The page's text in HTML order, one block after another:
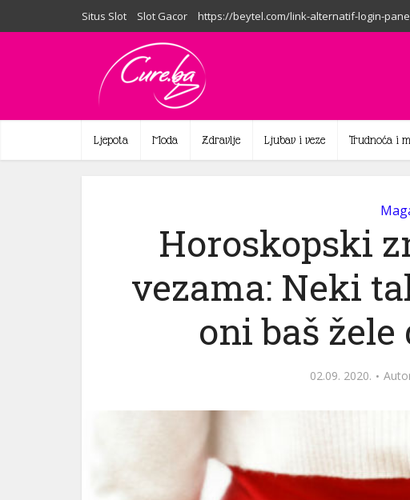
Situs Slot Slot Gacor https://beytel.com/link-alternatif-login-
Ljepota Moda Zdravlje Ljubav i veze Trudnoća i
Horoskopski
vezama: Neki
oni baš
02.09. 2020.